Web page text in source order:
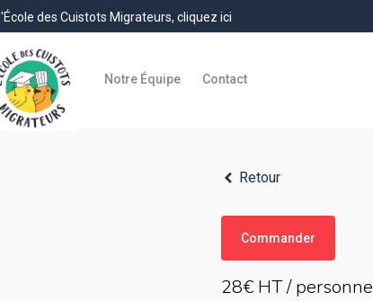
des Cuistots Migrateurs, cliquez ici
Notre Équipe Contact
Retour
Commander
28€ HT / personne